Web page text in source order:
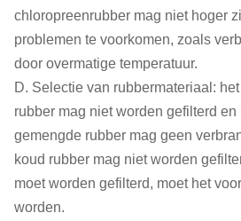
chloropreenrubber mag niet hoger
problemen te voorkomen, zoals
door overmatige temperatuur.
D. Selectie van rubbermateriaal:
rubber mag niet worden gefilterd en
gemengde rubber mag geen
koud rubber mag niet worden
moet worden gefilterd, moet het
worden.